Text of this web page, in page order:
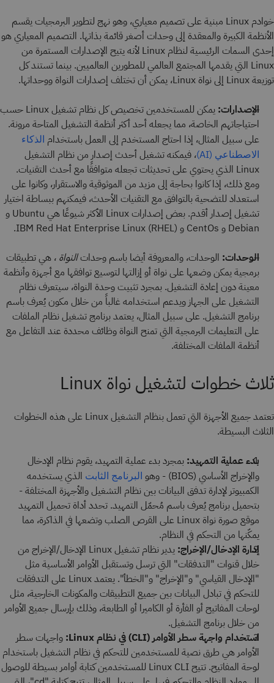
خوادم Linux مبنية على تصميم معياري، وهو نهج لتطوير البرمجيات يقسم
الأنظمة الكبيرة والمعقدة إلى وحدات أصغر قائمة بذاتها. التصميم المعياري هو
إحدى السمات الرئيسية لنظام Linux لأنه يتيح الإصدارات المستمرة من
Linux التي يقدمها المجتمع العالمي للمطورين العالميين. بينما تستند كل
توزيعة Linux إلى نواة Linux، يمكن أن تختلف إصدارات النواة ووحداتها.
الإصدارات:
يمكن للمستخدمين تخصيص كل نظام تشغيل Linux حسب
احتياجاتهم الخاصة، مما يجعله أحد أكثر أنظمة التشغيل المتاحة مرونة.
على سبيل المثال، إذا احتاج المستخدم إلى العمل باستخدام الذكاء
الاصطناعي (AI)
، فيمكنه تشغيل أحدث إصدار من نظام التشغيل
Linux الذي يحتوي على تحديثات تجعله متوافقًا مع أحدث التقنيات.
ومع ذلك، إذا كانوا بحاجة إلى مزيد من الموثوقية والاستقرار، وكانوا على
استعداد للتضحية بالتوافق مع التقنيات الأحدث، فيمكنهم ببساطة اختيار
تشغيل إصدار أقدم. بعض إصدارات Linux الأكثر شيوعًا هي Ubuntu و
Debian و CentOs و IBM Red Hat Enterprise Linux (RHEL).
الوحدات: الوحدات، والمعروفة أيضا باسم وحداتالنواة ، هي تطبيقات
برمجية يمكن وضعها على نواة أو إزالتها لتوسيع توافقها مع أجهزة وأنظمة
معينة دون إعادة التشغيل. بمجرد تثبيت وحدة النواة، سيتعرف نظام
التشغيل على الجهاز ويدعم استخدامه غالباً من خلال مكون يُعرف باسم
برنامج التشغيل. على سبيل المثال، يعتمد برنامج تشغيل نظام الملفات
على التعليمات البرمجية التي تمنح النواة وظائف محددة عند التفاعل مع
أنظمة الملفات المختلفة.
ثلاث خطوات لتشغيل نواة Linux
تعتمد جميع الأجهزة التي تعمل بنظام التشغيل Linux على هذه الخطوات
الثلاث البسيطة.
بدء عملية التمهيد: بمجرد بدء عملية التمهيد، يقوم نظام الإدخال
والإخراج الأساسي (BIOS) - وهو
البرنامج الثابت الذي يستخدمه
الكمبيوتر لإدارة تدفق البيانات بين نظام التشغيل والأجهزة المختلفة -
بتحميل برنامج يُعرف باسم مُحمّل التمهيد. تحدد أداة تحميل التمهيد
موقع صورة نواة Linux على القرص الصلب وتضعها في الذاكرة، مما
يمكّنها من التحكم في النظام.
إدارة الإدخال/الإخراج:
يدير نظام تشغيل Linux الإدخال/الإخراج من
خلال قنوات "التدفقات" التي ترسل وتستقبل الأوامر الأساسية مثل
"الإدخال القياسي" و"الإخراج" و"الخطأ". يعتمد Linux على التدفقات
للتحكم في تبادل البيانات بين جميع التطبيقات والمكونات الخارجية، مثل
لوحات المفاتيح أو الفأرة أو الكاميرا أو الطابعة، وذلك بإرسال جميع الأوامر
من خلال برنامج التشغيل.
استخدام واجهة سطر الأوامر (CLI) في نظام Linux:
واجهات سطر
الأوامر هي طرق نصية للمستخدمين للتحكم في نظام التشغيل باستخدام
لوحة المفاتيح. تتيح Linux CLI للمستخدمين كتابة أوامر بسيطة للوصول